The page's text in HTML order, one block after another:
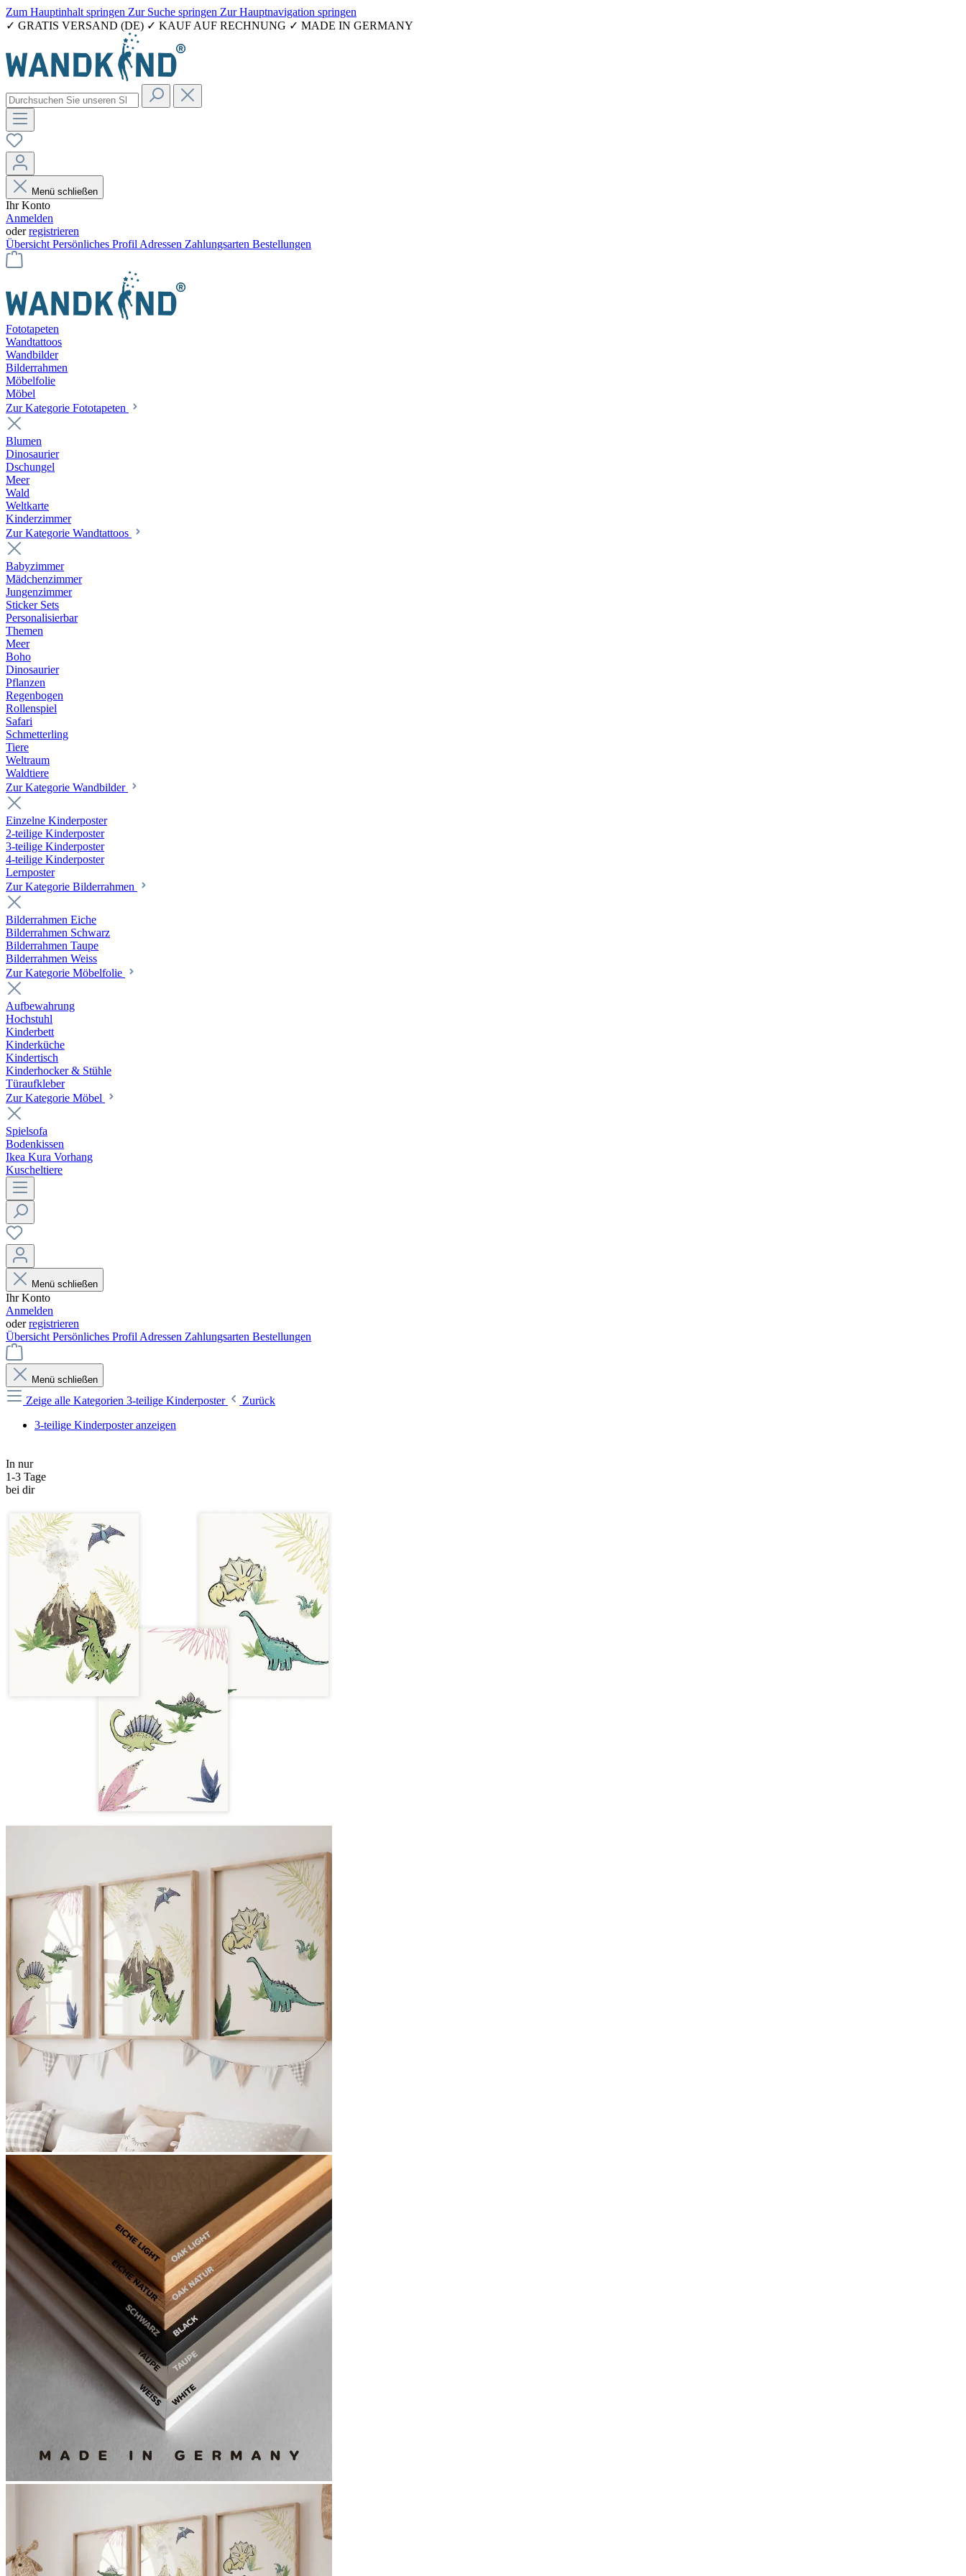
Zum Hauptinhalt springen Zur Suche springen Zur Hauptnavigation springen
✓ GRATIS VERSAND (DE) ✓ KAUF AUF RECHNUNG ✓ MADE IN GERMANY
Menü schließen
Ihr Konto
Anmelden
oderregistrieren
Übersicht Persönliches Profil Adressen Zahlungsarten Bestellungen
Fototapeten
Wandtattoos
Wandbilder
Bilderrahmen
Möbelfolie
Möbel
Zur Kategorie Fototapeten
Blumen
Dinosaurier
Dschungel
Meer
Wald
Weltkarte
Kinderzimmer
Zur Kategorie Wandtattoos
Babyzimmer
Mädchenzimmer
Jungenzimmer
Sticker Sets
Personalisierbar
Themen
Meer
Boho
Dinosaurier
Pflanzen
Regenbogen
Rollenspiel
Safari
Schmetterling
Tiere
Weltraum
Waldtiere
Zur Kategorie Wandbilder
Einzelne Kinderposter
2-teilige Kinderposter
3-teilige Kinderposter
4-teilige Kinderposter
Lernposter
Zur Kategorie Bilderrahmen
Bilderrahmen Eiche
Bilderrahmen Schwarz
Bilderrahmen Taupe
Bilderrahmen Weiss
Zur Kategorie Möbelfolie
Aufbewahrung
Hochstuhl
Kinderbett
Kinderküche
Kindertisch
Kinderhocker & Stühle
Türaufkleber
Zur Kategorie Möbel
Spielsofa
Bodenkissen
Ikea Kura Vorhang
Kuscheltiere
Menü schließen
Ihr Konto
Anmelden
oderregistrieren
Übersicht Persönliches Profil Adressen Zahlungsarten Bestellungen
Menü schließen
Zeige alle Kategorien 3-teilige Kinderposter
Zurück
3-teilige Kinderposter anzeigen
In nur
1-3 Tage
bei dir